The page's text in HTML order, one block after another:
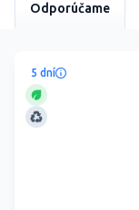
Odporúčame
5 dní